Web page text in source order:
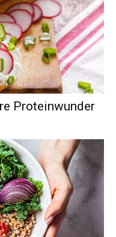
Proteinwunder